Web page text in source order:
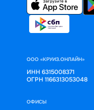
ООО «КРУИЗ.ОНЛАЙН»
ИНН 6315008371
ОГРН 1166313053048
ОФИСЫ